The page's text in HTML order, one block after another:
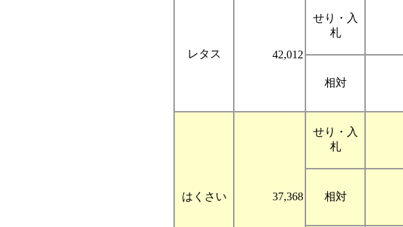
レタス 42,012
せり・入
札
相対
はくさい 37,368
せり・入
札
相対